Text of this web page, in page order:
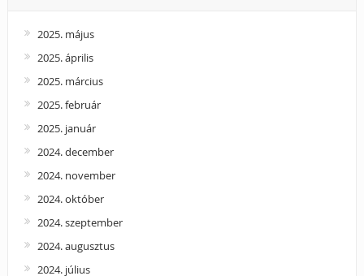
2025. május
2025. április
2025. március
2025. február
2025. január
2024. december
2024. november
2024. október
2024. szeptember
2024. augusztus
2024. július